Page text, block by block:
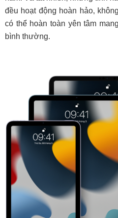
đều hoạt động hoàn hảo,
có thể hoàn toàn yên tâm
bình thường.